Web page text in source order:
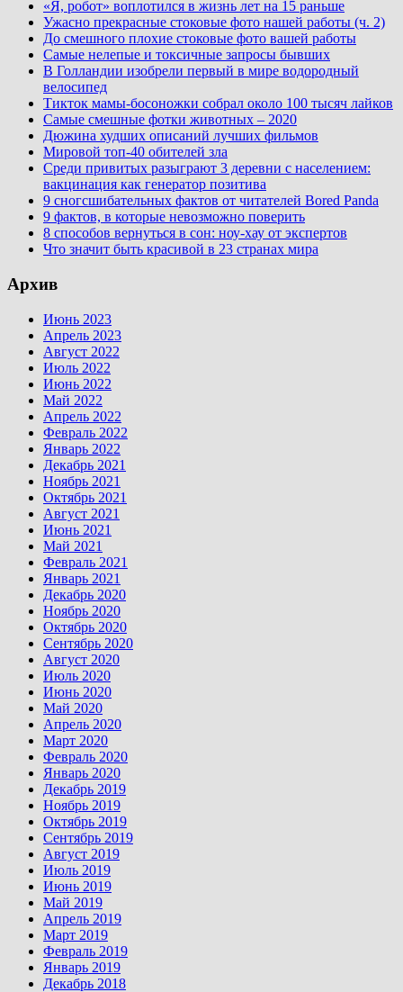
«Я, робот» воплотился в жизнь лет на 15 раньше
Ужасно прекрасные стоковые фото нашей работы (ч. 2)
До смешного плохие стоковые фото вашей работы
Самые нелепые и токсичные запросы бывших
В Голландии изобрели первый в мире водородный
велосипед
Тикток мамы-босоножки собрал около 100 тысяч лайков
Самые смешные фотки животных – 2020
Дюжина худших описаний лучших фильмов
Мировой топ-40 обителей зла
Среди привитых разыграют 3 деревни с населением:
вакцинация как генератор позитива
9 сногсшибательных фактов от читателей Bored Panda
9 фактов, в которые невозможно поверить
8 способов вернуться в сон: ноу-хау от экспертов
Что значит быть красивой в 23 странах мира
Архив
Июнь 2023
Апрель 2023
Август 2022
Июль 2022
Июнь 2022
Май 2022
Апрель 2022
Февраль 2022
Январь 2022
Декабрь 2021
Ноябрь 2021
Октябрь 2021
Август 2021
Июнь 2021
Май 2021
Февраль 2021
Январь 2021
Декабрь 2020
Ноябрь 2020
Октябрь 2020
Сентябрь 2020
Август 2020
Июль 2020
Июнь 2020
Май 2020
Апрель 2020
Март 2020
Февраль 2020
Январь 2020
Декабрь 2019
Ноябрь 2019
Октябрь 2019
Сентябрь 2019
Август 2019
Июль 2019
Июнь 2019
Май 2019
Апрель 2019
Март 2019
Февраль 2019
Январь 2019
Декабрь 2018